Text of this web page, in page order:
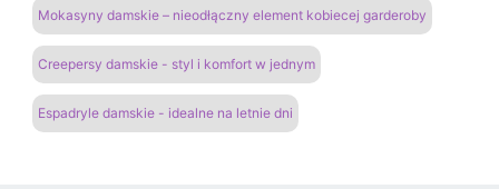
Mokasyny damskie – nieodłączny element kobiecej garderoby
Creepersy damskie - styl i komfort w jednym
Espadryle damskie - idealne na letnie dni